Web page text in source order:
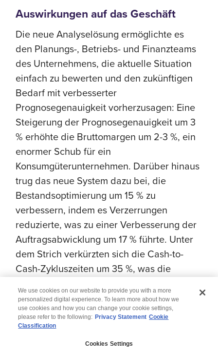
Auswirkungen auf das Geschäft
Die neue Analyselösung ermöglichte es
den Planungs-, Betriebs- und Finanzteams
des Unternehmens, die aktuelle Situation
einfach zu bewerten und den zukünftigen
Bedarf mit verbesserter
Prognosegenauigkeit vorherzusagen: Eine
Steigerung der Prognosegenauigkeit um 3
% erhöhte die Bruttomargen um 2-3 %, ein
enormer Schub für ein
Konsumgüterunternehmen. Darüber hinaus
trug das neue System dazu bei, die
Bestandsoptimierung um 15 % zu
verbessern, indem es Verzerrungen
reduzierte, was zu einer Verbesserung der
Auftragsabwicklung um 17 % führte. Unter
dem Strich verkürzten sich die Cash-to-
Cash-Zykluszeiten um 35 %, was die
We use cookies on our website to provide you with a more
personalized digital experience. To learn more about how we
use cookies and how you can change your cookie settings,
please refer to the following: Privacy Statement Cookie
Classification
Cookies Settings